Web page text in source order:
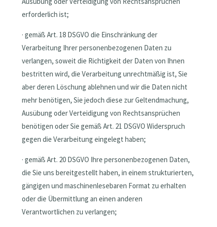
erforderlich ist;
· gemäß Art. 18 DSGVO die Einschränkung der
Verarbeitung Ihrer personenbezogenen Daten zu
verlangen, soweit die Richtigkeit der Daten von Ihnen
bestritten wird, die Verarbeitung unrechtmäßig ist, Sie
aber deren Löschung ablehnen und wir die Daten nicht
mehr benötigen, Sie jedoch diese zur Geltendmachung,
Ausübung oder Verteidigung von Rechtsansprüchen
benötigen oder Sie gemäß Art. 21 DSGVO Widerspruch
gegen die Verarbeitung eingelegt haben;
· gemäß Art. 20 DSGVO Ihre personenbezogenen Daten,
die Sie uns bereitgestellt haben, in einem strukturierten,
gängigen und maschinenlesebaren Format zu erhalten
oder die Übermittlung an einen anderen
Verantwortlichen zu verlangen;